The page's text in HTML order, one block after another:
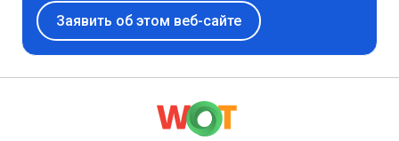
Заявить об этом веб-сайте